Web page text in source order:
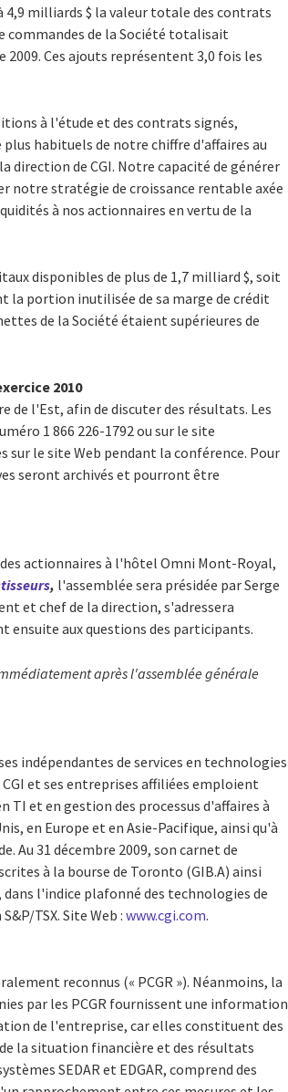
4,9 milliards $ la valeur totale des contrats
commandes de la Société totalisait
2009. Ces ajouts représentent 3,0 fois les
à l'étude et des contrats signés,
habituels de notre chiffre d'affaires au
direction de CGI. Notre capacité de générer
notre stratégie de croissance rentable axée
à nos actionnaires en vertu de la
disponibles de plus de 1,7 milliard $, soit
la portion inutilisée de sa marge de crédit
de la Société étaient supérieures de
2010
de l'Est, afin de discuter des résultats. Les
1 866 226-1792 ou sur le site
le site Web pendant la conférence. Pour
seront archivés et pourront être
actionnaires à l'hôtel Omni Mont-Royal,
, l'assemblée sera présidée par Serge
et chef de la direction, s'adressera
ensuite aux questions des participants.
après l'assemblée générale
indépendantes de services en technologies
et ses entreprises affiliées emploient
TI et en gestion des processus d'affaires à
en Europe et en Asie-Pacifique, ainsi qu'à
Au 31 décembre 2009, son carnet de
à la bourse de Toronto (GIB.A) ainsi
dans l'indice plafonné des technologies de
TSX. Site Web :www.cgi.com.
reconnus (« PCGR »). Néanmoins, la
par les PCGR fournissent une information
de l'entreprise, car elles constituent des
la situation financière et des résultats
SEDAR et EDGAR, comprend des